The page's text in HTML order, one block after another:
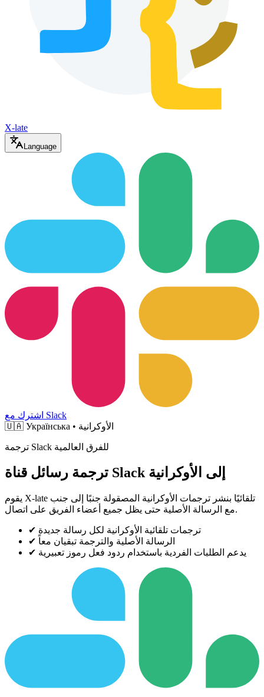
X-late
Language
اشترك مع Slack
🇺🇦
Українська • الأوكرانية
ترجمة Slack للفرق العالمية
ترجمة رسائل قناة Slack إلى الأوكرانية
يقوم X-late تلقائيًا بنشر ترجمات الأوكرانية المصقولة جنبًا إلى جنب
مع الرسالة الأصلية حتى يظل جميع أعضاء الفريق على اتصال.
✔ ترجمات تلقائية الأوكرانية لكل رسالة جديدة
✔ الرسالة الأصلية والترجمة تبقيان معاً
✔ يدعم الطلبات الفردية باستخدام ردود فعل رموز تعبيرية